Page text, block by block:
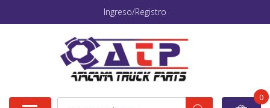
Ingreso/Registro
0